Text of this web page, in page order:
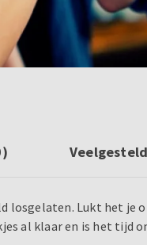
losgelaten. Lukt het je
al klaar en is het tijd